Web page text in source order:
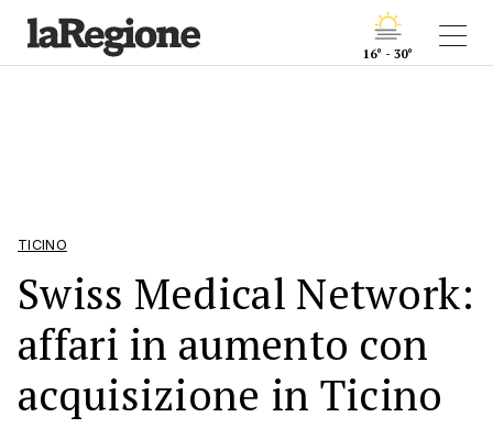
16° - 30°
TICINO
Swiss Medical Network:
affari in aumento con
acquisizione in Ticino